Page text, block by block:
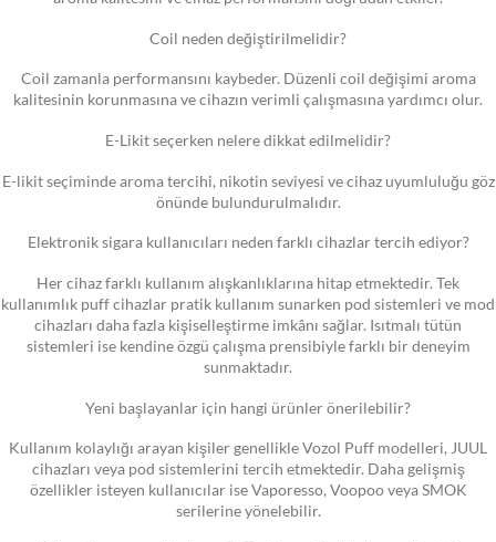
Coil neden değiştirilmelidir?
Coil zamanla performansını kaybeder. Düzenli coil değişimi aroma
kalitesinin korunmasına ve cihazın verimli çalışmasına yardımcı olur.
E-Likit seçerken nelere dikkat edilmelidir?
E-likit seçiminde aroma tercihi, nikotin seviyesi ve cihaz uyumluluğu göz
önünde bulundurulmalıdır.
Elektronik sigara kullanıcıları neden farklı cihazlar tercih ediyor?
Her cihaz farklı kullanım alışkanlıklarına hitap etmektedir. Tek
kullanımlık puff cihazlar pratik kullanım sunarken pod sistemleri ve mod
cihazları daha fazla kişiselleştirme imkânı sağlar. Isıtmalı tütün
sistemleri ise kendine özgü çalışma prensibiyle farklı bir deneyim
sunmaktadır.
Yeni başlayanlar için hangi ürünler önerilebilir?
Kullanım kolaylığı arayan kişiler genellikle Vozol Puff modelleri, JUUL
cihazları veya pod sistemlerini tercih etmektedir. Daha gelişmiş
özellikler isteyen kullanıcılar ise Vaporesso, Voopoo veya SMOK
serilerine yönelebilir.